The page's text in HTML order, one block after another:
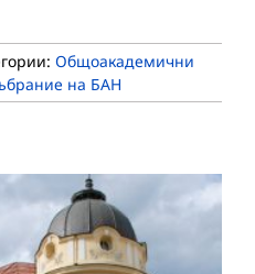
Общоакадемични
на БАН